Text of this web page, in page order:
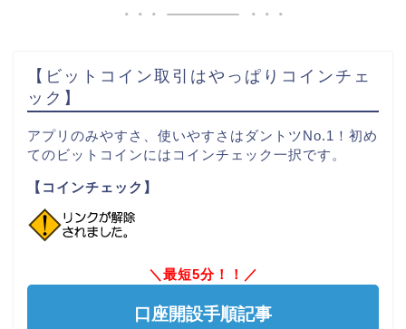
【ビットコイン取引はやっぱりコインチェ
ック】
アプリのみやすさ、使いやすさはダントツNo.1！初め
てのビットコインにはコインチェック一択です。
【コインチェック】
＼最短5分！！／
口座開設手順記事